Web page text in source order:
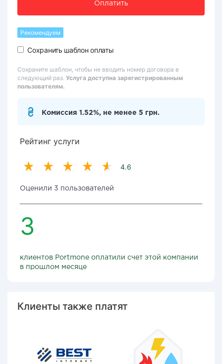
Оплатить
Рекомендуем
Сохранить шаблон оплаты
Сохраните шаблон, чтобы не вводить номер договора в
следующий раз. Услуга доступна зарегистрированным
пользователям.
Комиссия 1.52%, не менее 5 грн.
Рейтинг услуги
4.6
Оценили 3 пользователей
3
клиентов Portmone оплатили счет этой компании
в прошлом месяце
Клиенты также платят